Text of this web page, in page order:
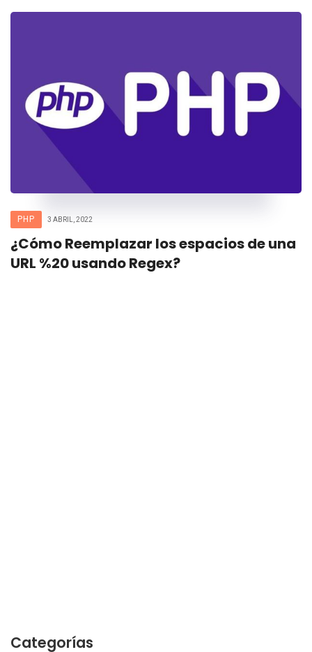
PHP 3 ABRIL, 2022
¿Cómo Reemplazar los espacios de una
URL %20 usando Regex?
Categorías